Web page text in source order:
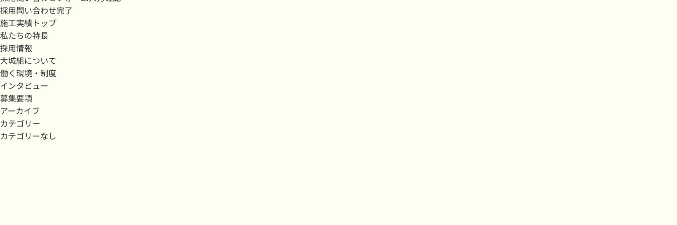
採用問い合わせ完了
施工実績トップ
私たちの特長
採用情報
大城組について
働く環境・制度
インタビュー
募集要項
アーカイブ
カテゴリー
カテゴリーなし